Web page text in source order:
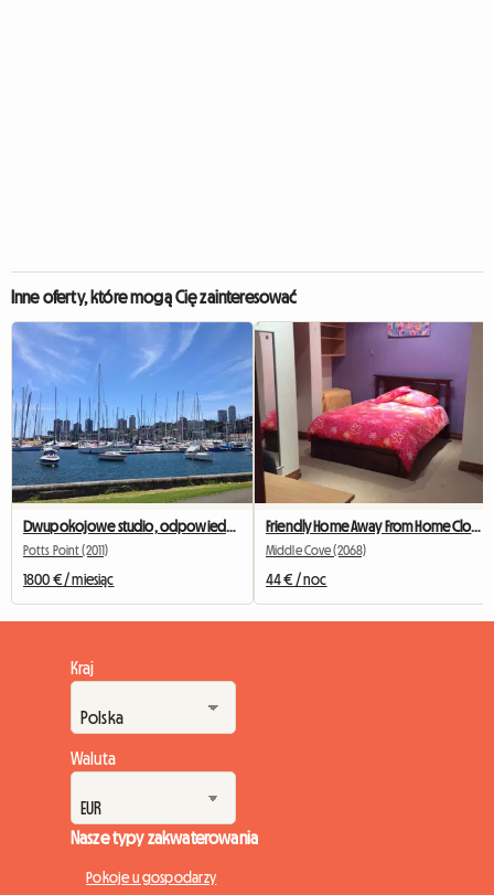
Inne oferty, które mogą Cię zainteresować
Potts Point (2011)
1800 € / miesiąc
Friendly Home Away From Home Close To Public Transport
Middle Cove (2068)
44 € / noc
Kraj
Waluta
Nasze typy zakwaterowania
Pokoje u gospodarzy